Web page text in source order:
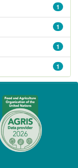
1
1
1
1